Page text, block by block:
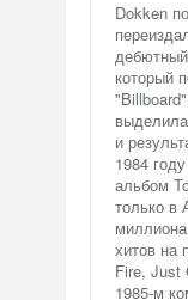
Dokken
который
и
1984
альбом
только в
хитов на
Fire, Just
1985-м